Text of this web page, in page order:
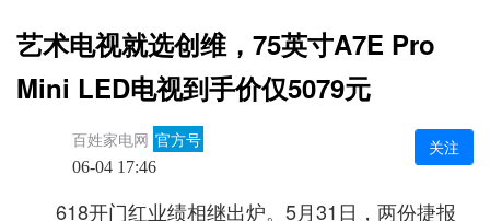
艺术电视就选创维，75英寸A7E Pro
Mini LED电视到手价仅5079元
百姓家电网 官方号
06-04 17:46
关注
618开门红业绩相继出炉。5月31日，两份捷报